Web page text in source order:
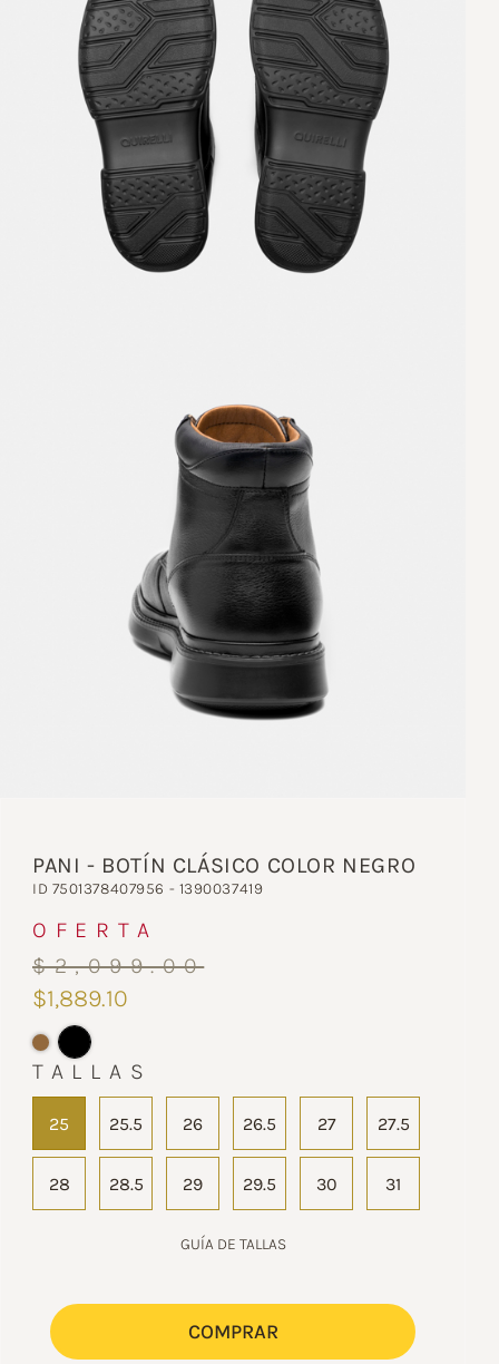
PANI - BOTÍN CLÁSICO COLOR NEGRO
ID 7501378407956 - 1390037419
TALLAS
25 25.5 26 26.5 27 27.5
28 28.5 29 29.5 30 31
GUÍA DE TALLAS
OFERTA
$2,099.00
$1,889.10
COMPRAR